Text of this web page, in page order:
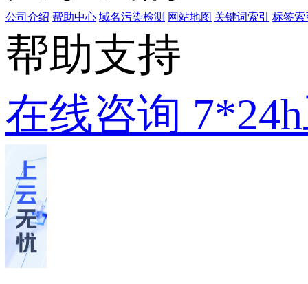
公司介绍 帮助中心 域名污染检测 网站地图 关键词索引 标签索
帮助支持
在线咨询